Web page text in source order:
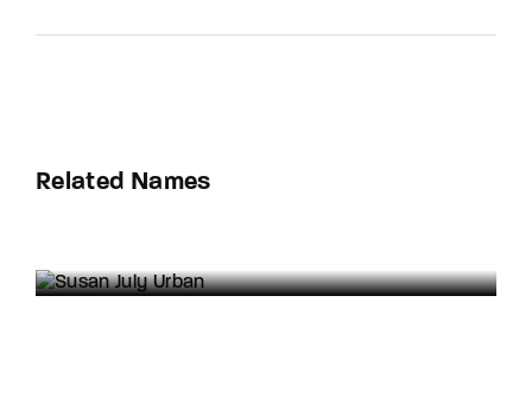
Related Names